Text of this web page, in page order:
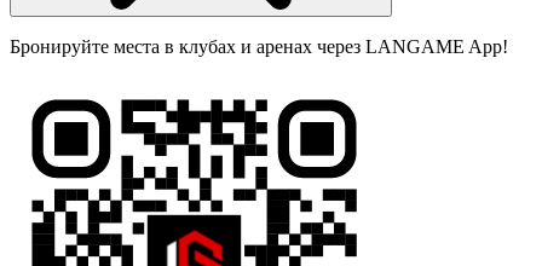
Бронируйте места в клубах и аренах через LANGAME App!